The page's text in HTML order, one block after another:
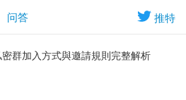
推特
问答
群加入方式與邀請規則完整解析